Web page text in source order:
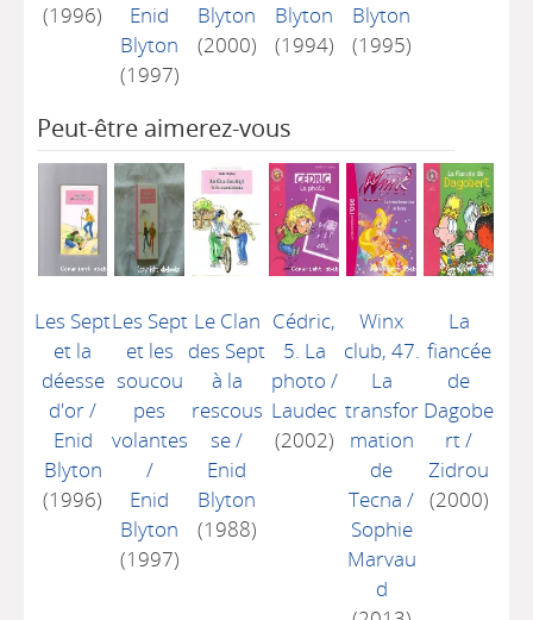
(1996)
Enid
Blyton
(1997)
Blyton
(2000)
Blyton
(1994)
Blyton
(1995)
Peut-être aimerez-vous
Les Sept
et la
déesse
d'or/
Enid
Blyton
(1996)
Les Sept
et les
soucou
pes
volantes
/
Enid
Blyton
(1997)
Le Clan
des Sept
à la
rescous
se/
Enid
Blyton
(1988)
Cédric,
5. La
photo /
Laudec
(2002)
Winx
club, 47.
La
transfor
mation
de
Tecna /
Sophie
Marvau
d
La
fiancée
de
Dagobe
rt/
Zidrou
(2000)